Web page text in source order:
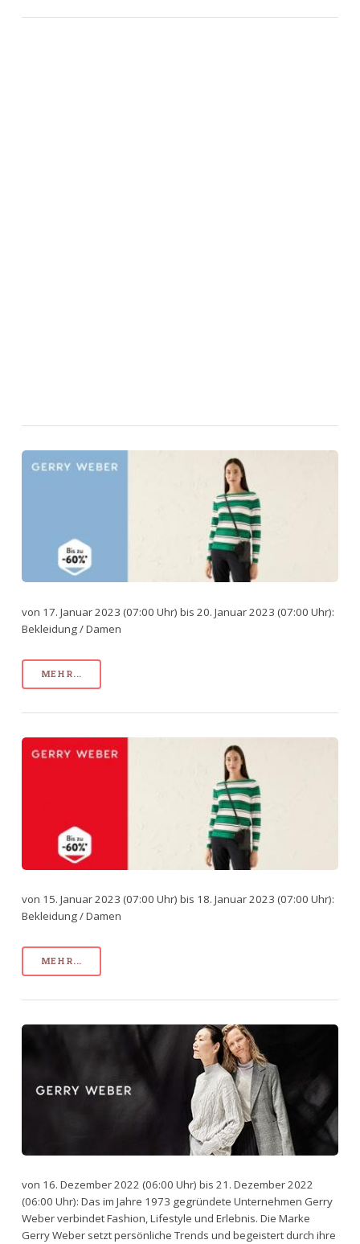
von 17. Januar 2023 (07:00 Uhr) bis 20. Januar 2023 (07:00 Uhr):
Bekleidung / Damen
MEHR...
von 15. Januar 2023 (07:00 Uhr) bis 18. Januar 2023 (07:00 Uhr):
Bekleidung / Damen
MEHR...
von 16. Dezember 2022 (06:00 Uhr) bis 21. Dezember 2022
(06:00 Uhr): Das im Jahre 1973 gegründete Unternehmen Gerry
Weber verbindet Fashion, Lifestyle und Erlebnis. Die Marke
Gerry Weber setzt persönliche Trends und begeistert durch ihre